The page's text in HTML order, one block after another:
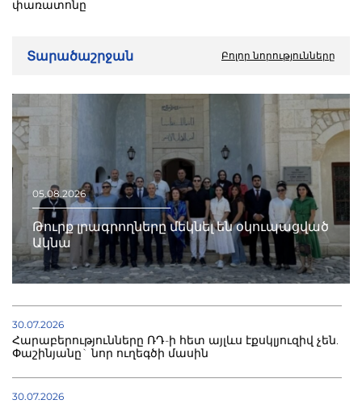
փառատոնը
Տարածաշրջան Բոլոր նորությունները
05.08.2026
Թուրք լրագրողները մեկնել են օկուպացված
Ակնա
30.07.2026
Հարաբերությունները ՌԴ-ի հետ այլևս էքսկլյուզիվ չեն.
Փաշինյանը` նոր ուղեգծի մասին
30.07.2026